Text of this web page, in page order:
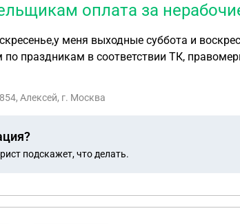
оплата за
меня выходные суббота и
в соответствии ТК, правомерно или нет?Я не
прав.Я сдельшик.
Алексей, г. Москва
подскажет, что делать.